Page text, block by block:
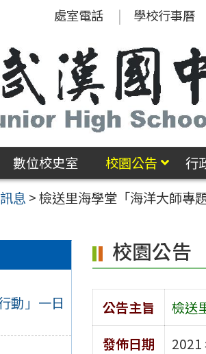
處室電話 學校行事曆
數位校史室 校園公告 行
息 >檢送里海學堂「海洋大師專
動」一日
校園公告
公告主旨
檢送
發佈日期
2021